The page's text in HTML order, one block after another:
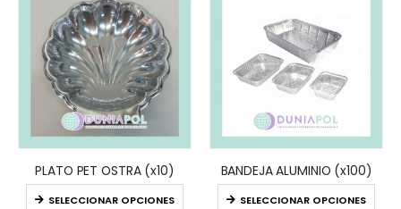
PLATO PET OSTRA (x10)
SELECCIONAR OPCIONES
BANDEJA ALUMINIO (x100)
SELECCIONAR OPCIONES